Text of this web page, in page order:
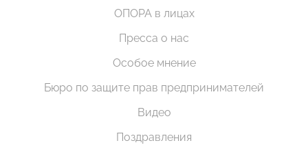
ОПОРА в лицах
Пресса о нас
Особое мнение
Бюро по защите прав предпринимателей
Видео
Поздравления